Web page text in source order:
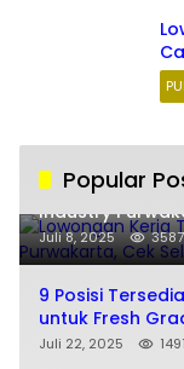
Popular
Lowongan
Industry
Juli 8, 2025
9 Posisi
untuk Fresh
Juli 22, 2025